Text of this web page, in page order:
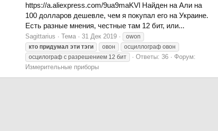
https://a.aliexpress.com/9ua9maKVl Найден на Али на
100 долларов дешевле, чем я покупал его на Украине.
Есть разные мнения, честные там 12 бит, или...
Sagittarius Тема 31 Дек 2019
owon
кто придумал эти тэги овон
осциллограф овон
осцилограф с разрешением 12 бит
Ответы: 36
Форум:
Измерительные приборы